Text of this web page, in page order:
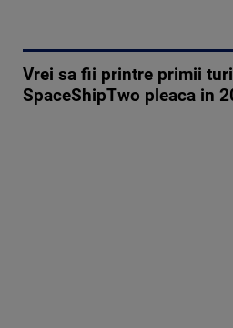
Vrei sa fii printre primii
SpaceShipTwo pleaca in